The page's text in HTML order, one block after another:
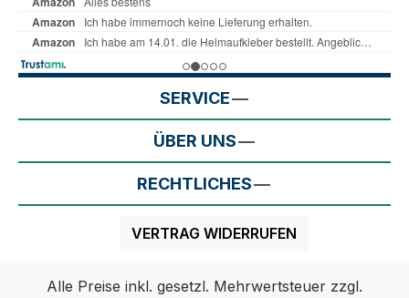
SERVICE
ÜBER UNS
RECHTLICHES
VERTRAG WIDERRUFEN
Alle Preise inkl. gesetzl. Mehrwertsteuer zzgl.